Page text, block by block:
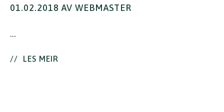
01.02.2018 AV WEBMASTER
…
// LES MEIR